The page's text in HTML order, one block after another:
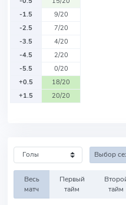
-1.5
9/20
-2.5
7/20
-3.5
4/20
-4.5
2/20
-5.5
0/20
+0.5
18/20
+1.5
20/20
Выбор
Весь
матч
Первый
тайм
тайм